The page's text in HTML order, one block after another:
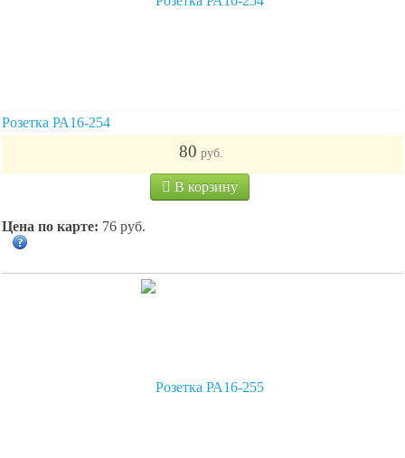
Розетка РА16-254
80 руб.
В корзину
Цена по карте: 76 руб.